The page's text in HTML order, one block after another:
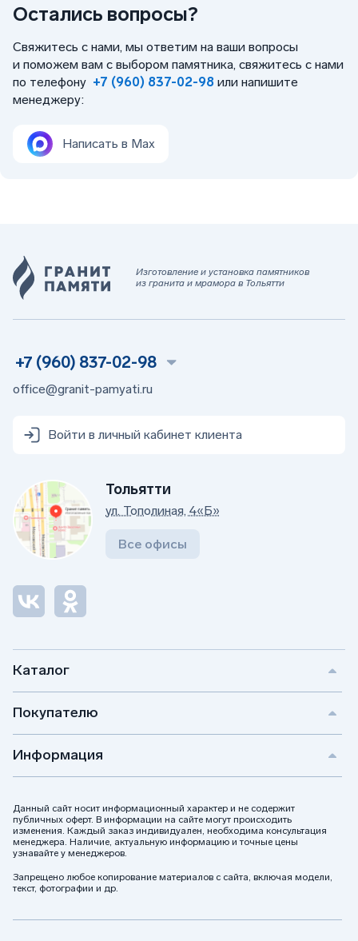
Остались вопросы?
Свяжитесь с нами, мы ответим на ваши вопросы
и поможем вам с выбором памятника, свяжитесь с нами
по телефону +7 (960) 837-02-98 или напишите
менеджеру:
Написать в Max
Изготовление и установка памятников
из гранита и мрамора в Тольятти
Каталог
Покупателю
Информация
Данный сайт носит информационный характер и не содержит
публичных оферт. В информации на сайте могут происходить
изменения. Каждый заказ индивидуален, необходима консультация
менеджера. Наличие, актуальную информацию и точные цены
узнавайте у менеджеров.
Запрещено любое копирование материалов с сайта, включая модели,
текст, фотографии и др.
+7 (960) 837-02-98
office@granit-pamyati.ru
Войти в личный кабинет клиента
Тольятти
ул. Тополиная, 4«Б»
Все офисы